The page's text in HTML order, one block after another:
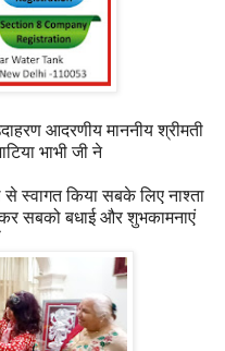
आदरणीय माननीय श्रीमती
भाभी जी ने
स्वागत किया सबके लिए नाश्ता
सबको बधाई और शुभकामनाएं